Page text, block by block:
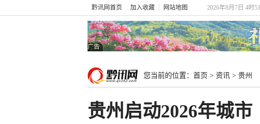
黔讯网首页 加入收藏 网站地图 2026年8月7日 4时
广告
您当前的位置： 首页 > 资讯 > 贵州
贵州启动2026年城